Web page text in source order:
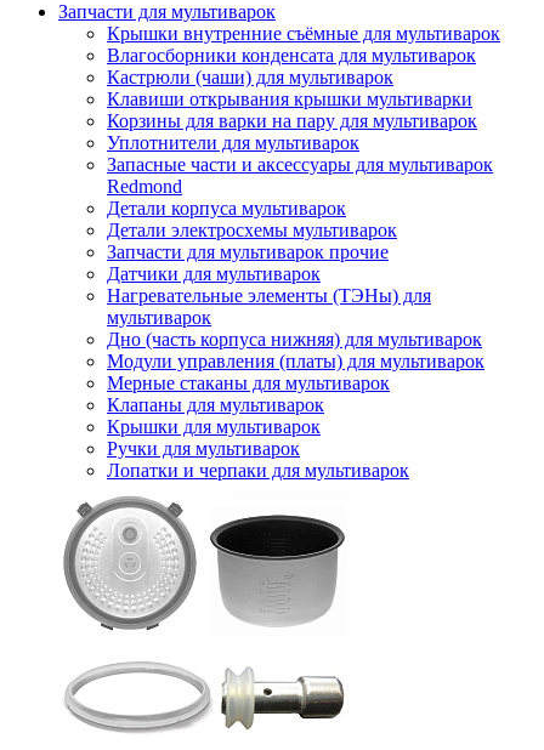
Запчасти для мультиварок
Крышки внутренние съёмные для мультиварок
Влагосборники конденсата для мультиварок
Кастрюли (чаши) для мультиварок
Клавиши открывания крышки мультиварки
Корзины для варки на пару для мультиварок
Уплотнители для мультиварок
Запасные части и аксессуары для мультиварок
Redmond
Детали корпуса мультиварок
Детали электросхемы мультиварок
Запчасти для мультиварок прочие
Датчики для мультиварок
Нагревательные элементы (ТЭНы) для
мультиварок
Дно (часть корпуса нижняя) для мультиварок
Модули управления (платы) для мультиварок
Мерные стаканы для мультиварок
Клапаны для мультиварок
Крышки для мультиварок
Ручки для мультиварок
Лопатки и черпаки для мультиварок